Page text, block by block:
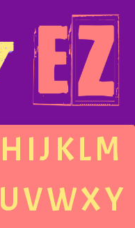
H IJ KLM
UVWXY